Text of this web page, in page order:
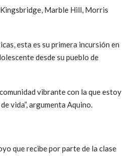
Marble Hill, Morris
esta es su primera incursión en
desde su pueblo de
vibrante con la que estoy
vida”, argumenta Aquino.
que recibe por parte de la clase